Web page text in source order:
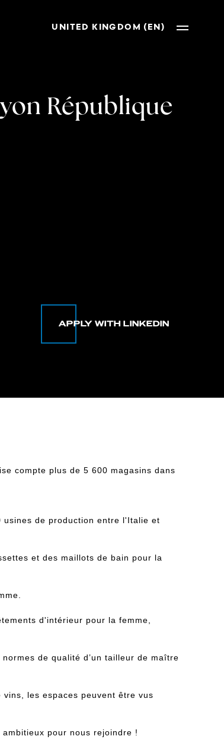
UNITED KINGDOM (EN)
République
compte plus de 5 600 magasins dans
de production entre l'Italie et
et des maillots de bain pour la
d'intérieur pour la femme,
de qualité d’un tailleur de maître
les espaces peuvent être vus
pour nous rejoindre !